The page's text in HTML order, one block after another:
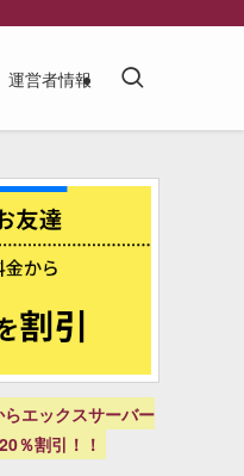
運営者情報
エックスサーバー
％割引！！